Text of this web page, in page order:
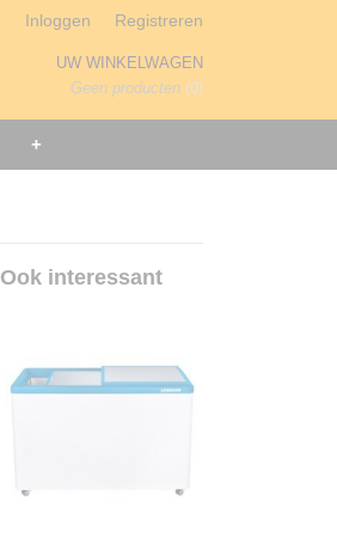
Inloggen Registreren
UW WINKELWAGEN
Geen producten (0)
+
Ook interessant